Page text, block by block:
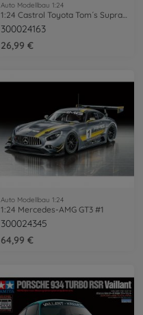
Auto Modellbau 1:24
1:24 Castrol Toyota Tom´s Supra GT
300024163
26,99 €
Auto Modellbau 1:24
1:24 Mercedes-AMG GT3 #1
300024345
64,99 €